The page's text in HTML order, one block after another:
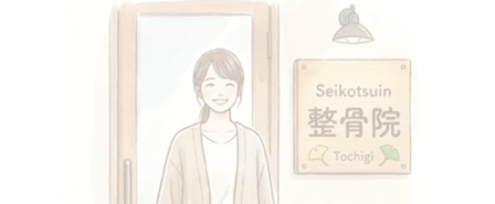
栃木県女性に寄り添う整骨院の骨盤矯正体験
整骨院で受ける骨盤矯正体験談から分かる
栃木県女性が整骨院骨盤矯正を選ぶポイン
イーケア整骨院グループが地域で信頼され